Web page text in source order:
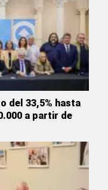
del 33,5% hasta
a partir de